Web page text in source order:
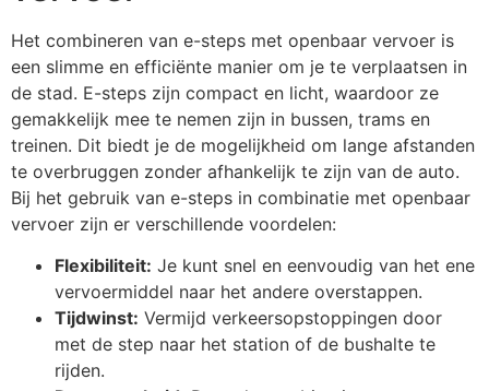
Het combineren van e-steps met openbaar vervoer is
een slimme en efficiënte manier om je te verplaatsen in
de stad. E-steps zijn compact en licht, waardoor ze
gemakkelijk mee te nemen zijn in bussen, trams en
treinen. Dit biedt je de mogelijkheid om lange afstanden
te overbruggen zonder afhankelijk te zijn van de auto.
Bij het gebruik van e-steps in combinatie met openbaar
vervoer zijn er verschillende voordelen:
Flexibiliteit: Je kunt snel en eenvoudig van het ene
vervoermiddel naar het andere overstappen.
Tijdwinst: Vermijd verkeersopstoppingen door
met de step naar het station of de bushalte te
rijden.